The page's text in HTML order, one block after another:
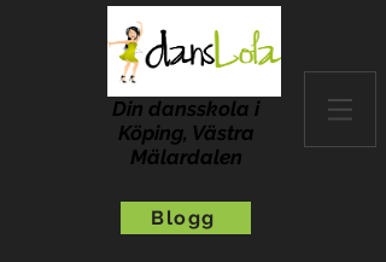
Din dansskola i
Köping, Västra
Mälardalen
Blogg